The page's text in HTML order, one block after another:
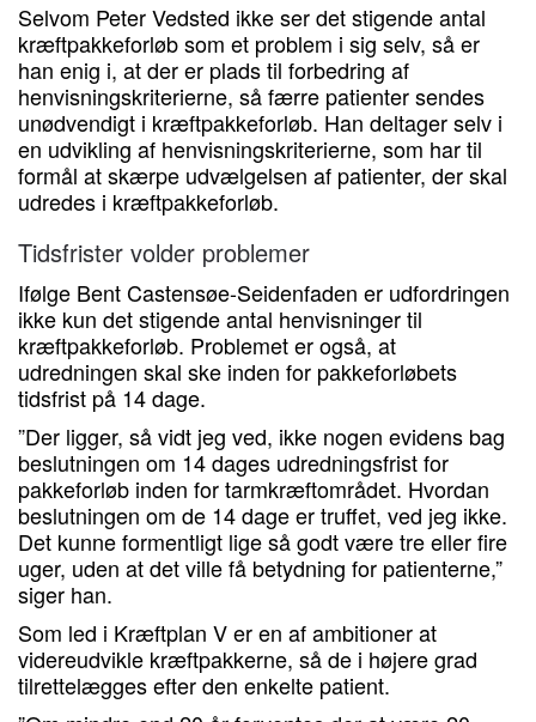
Selvom Peter Vedsted ikke ser det stigende antal
kræftpakkeforløb som et problem i sig selv, så er
han enig i, at der er plads til forbedring af
henvisningskriterierne, så færre patienter sendes
unødvendigt i kræftpakkeforløb. Han deltager selv i
en udvikling af henvisningskriterierne, som har til
formål at skærpe udvælgelsen af patienter, der skal
udredes i kræftpakkeforløb.
Tidsfrister volder problemer
Ifølge Bent Castensøe-Seidenfaden er udfordringen
ikke kun det stigende antal henvisninger til
kræftpakkeforløb. Problemet er også, at
udredningen skal ske inden for pakkeforløbets
tidsfrist på 14 dage.
”Der ligger, så vidt jeg ved, ikke nogen evidens bag
beslutningen om 14 dages udredningsfrist for
pakkeforløb inden for tarmkræftområdet. Hvordan
beslutningen om de 14 dage er truffet, ved jeg ikke.
Det kunne formentligt lige så godt være tre eller fire
uger, uden at det ville få betydning for patienterne,”
siger han.
Som led i Kræftplan V er en af ambitioner at
videreudvikle kræftpakkerne, så de i højere grad
tilrettelægges efter den enkelte patient.